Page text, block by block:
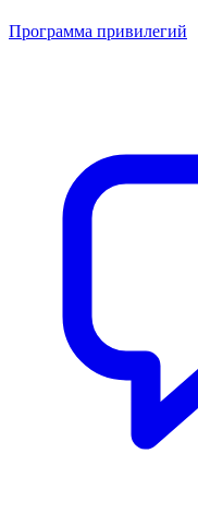
Программа привилегий